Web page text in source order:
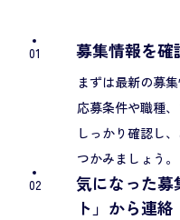
募集情報を確
まずは最新の募
応募条件や職種
しっかり確認し
つかみましょう。
01
気になった募
ト」から連絡
02